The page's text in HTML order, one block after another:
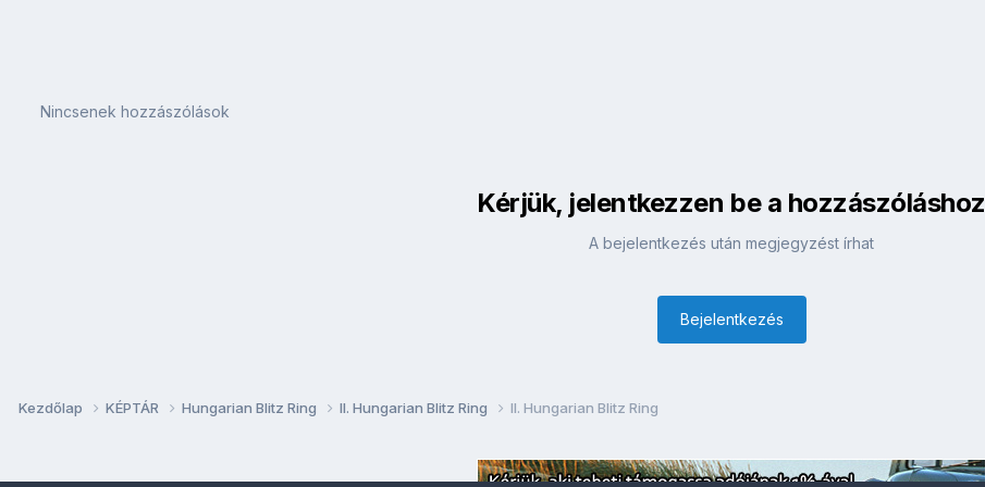
Nincsenek hozzászólások
Kérjük, jelentkezzen be a hozzászóláshoz
A bejelentkezés után megjegyzést írhat
Bejelentkezés
Kezdőlap KÉPTÁR Hungarian Blitz Ring II. Hungarian Blitz Ring II. Hungarian Blitz Ring